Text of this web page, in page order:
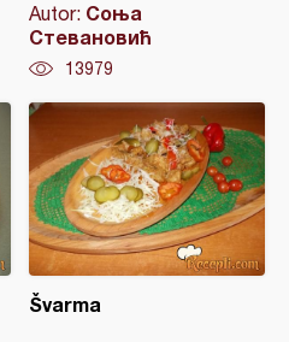
Autor: Соња
Стевановић
13979
Švarma